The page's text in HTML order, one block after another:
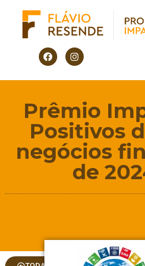
Prêmio
Positivos
negócios
de